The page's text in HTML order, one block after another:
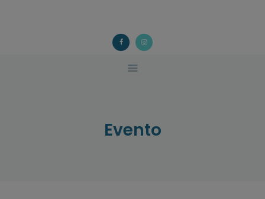
Evento
ACOUGO
Asociación galega de familias de acollida
QUÉ FACEMOS?
ACTIVIDADES